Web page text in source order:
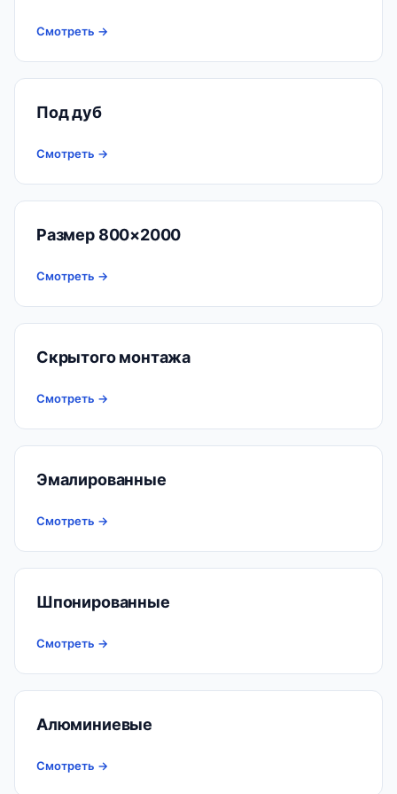
Смотреть →
Под дуб
Смотреть →
Размер 800×2000
Смотреть →
Скрытого монтажа
Смотреть →
Эмалированные
Смотреть →
Шпонированные
Смотреть →
Алюминиевые
Смотреть →